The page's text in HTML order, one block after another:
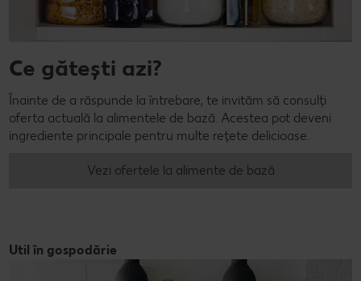
Ce gătești azi?
Înainte de a răspunde la întrebare, te invităm să consulți
oferta actuală la alimentele de bază. Acestea pot deveni
ingrediente principale pentru multe rețete delicioase.
Vezi ofertele la alimente de bază
Util în gospodărie